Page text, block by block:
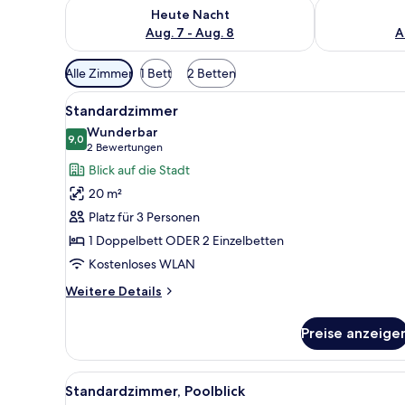
Heute Nacht
Aug. 7 - Aug. 8
Verfügbare
Filter
für
Zimmer
Alle Zimmer 1 Bett 2 Betten
Alle
Fotos
für
Standardzimmer
anzeigen
Ein Hotelzimmer mit Bett,
20
Standardzimmer
9,09,0 von 10
Wunderbar
2 Bewertungen
(2
Bewertungen)
Blick auf die Stadt
20 m²
Platz für 3 Personen
1 Doppelbett ODER 2 Einzelbetten
Kostenloses WLAN
Weitere Details
Weitere
Preise
Alle
Ein Hotelzimmer mit Bett,
23
Standardzimmer, Poolblick